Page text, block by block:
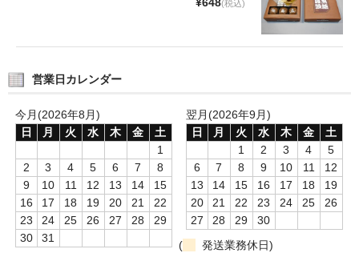
社長あいさつ
お問合せ
送料のご案内
スタッフブログ
(税込)
営業日カレンダー
今月(2026年8月)
日
月 火 水 木 金
土
1
2
3 4 5 6 7
8
9
10 11 12 13 14
15
16
17 18 19 20 21
22
23
24 25 26 27 28
29
30
31
翌月(2026年9月)
日
月 火 水 木 金
土
1
2 3 4
5
6
7 8 9 10 11
12
13
14 15 16 17 18
19
20
21 22 23 24 25
26
27
28 29
30
(
発送業務休日)